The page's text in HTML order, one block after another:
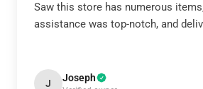
Saw this store has numerous
assistance was top-notch, and
J Joseph